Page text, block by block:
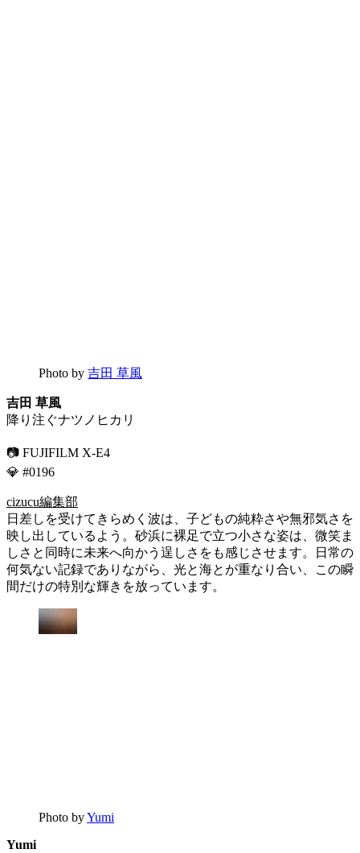
Photo by 吉田 草風
吉田 草風
降り注ぐナツノヒカリ
📷 FUJIFILM X-E4
💎 #0196
cizucu編集部
日差しを受けてきらめく波は、子どもの純粋さや無邪気さを
映し出しているよう。砂浜に裸足で立つ小さな姿は、微笑ま
しさと同時に未来へ向かう逞しさをも感じさせます。日常の
何気ない記録でありながら、光と海とが重なり合い、この瞬
間だけの特別な輝きを放っています。
Photo byYumi
Yumi